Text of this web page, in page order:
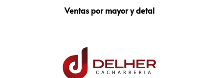
Ventas por mayor y detal